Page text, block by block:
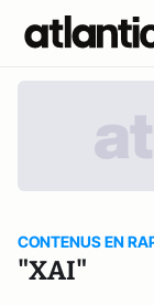
CONTENUS EN
"XAI"